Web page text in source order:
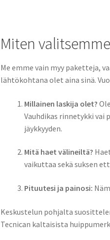
Miten
Me emme vain myy paketteja,
lähtökohtana olet aina sinä.
Millainen laskija olet?
Vauhdikas rinnetykki vai
jäykkyyden.
Mitä haet välineiltä?
vaikuttaa sekä suksen
Pituutesi ja painosi:
Keskustelun pohjalta
Tecnican kaltaisista